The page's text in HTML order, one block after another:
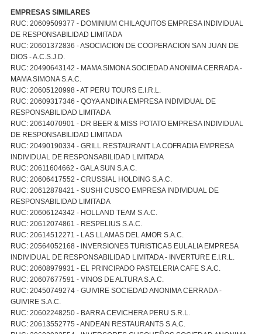
EMPRESAS SIMILARES
RUC: 20609509377 - DOMINIUM CHILAQUITOS EMPRESA INDIVIDUAL
DE RESPONSABILIDAD LIMITADA
RUC: 20601372836 - ASOCIACION DE COOPERACION SAN JUAN DE
DIOS - A.C.S.J.D.
RUC: 20490643142 - MAMA SIMONA SOCIEDAD ANONIMA CERRADA -
MAMA SIMONA S.A.C.
RUC: 20605120998 - AT PERU TOURS E.I.R.L.
RUC: 20609317346 - QOYA ANDINA EMPRESA INDIVIDUAL DE
RESPONSABILIDAD LIMITADA
RUC: 20614070901 - DR BEER & MISS POTATO EMPRESA INDIVIDUAL
DE RESPONSABILIDAD LIMITADA
RUC: 20490190334 - GRILL RESTAURANT LA COFRADIA EMPRESA
INDIVIDUAL DE RESPONSABILIDAD LIMITADA
RUC: 20611604662 - GALA SUN S.A.C.
RUC: 20606417552 - CRUSSIAL HOLDING S.A.C.
RUC: 20612878421 - SUSHI CUSCO EMPRESA INDIVIDUAL DE
RESPONSABILIDAD LIMITADA
RUC: 20606124342 - HOLLAND TEAM S.A.C.
RUC: 20612074861 - RESPELIUS S.A.C.
RUC: 20614512271 - LAS LLAMAS DEL AMOR S.A.C.
RUC: 20564052168 - INVERSIONES TURISTICAS EULALIA EMPRESA
INDIVIDUAL DE RESPONSABILIDAD LIMITADA - INVERTURE E.I.R.L.
RUC: 20608979931 - EL PRINCIPADO PASTELERIA CAFE S.A.C.
RUC: 20607677591 - VINOS DE ALTURA S.A.C.
RUC: 20450749274 - GUIVIRE SOCIEDAD ANONIMA CERRADA -
GUIVIRE S.A.C.
RUC: 20602248250 - BARRA CEVICHERA PERU S.R.L.
RUC: 20613552775 - ANDEAN RESTAURANTS S.A.C.